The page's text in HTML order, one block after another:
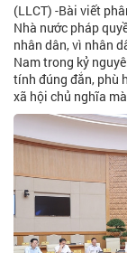
(LLCT) -Bài viết
Nhà nước pháp
nhân dân, vì nhân
Nam trong kỷ
tính đúng đắn, phù
xã hội chủ nghĩa